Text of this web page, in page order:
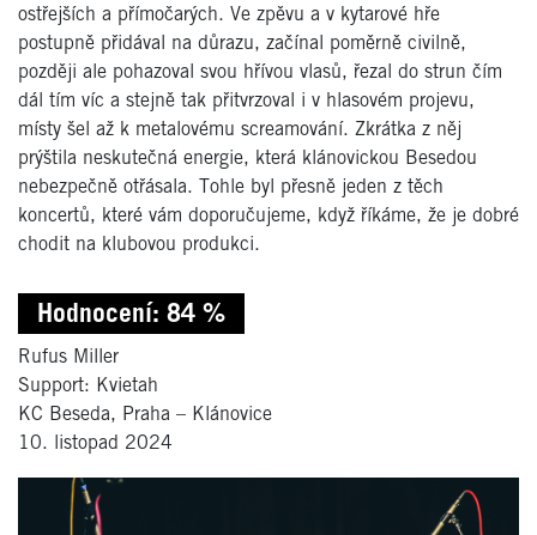
ostřejších a přímočarých. Ve zpěvu a v kytarové hře
postupně přidával na důrazu, začínal poměrně civilně,
později ale pohazoval svou hřívou vlasů, řezal do strun čím
dál tím víc a stejně tak přitvrzoval i v hlasovém projevu,
místy šel až k metalovému screamování. Zkrátka z něj
prýštila neskutečná energie, která klánovickou Besedou
nebezpečně otřásala. Tohle byl přesně jeden z těch
koncertů, které vám doporučujeme, když říkáme, že je dobré
chodit na klubovou produkci.
Hodnocení: 84 %
Rufus Miller
Support: Kvietah
KC Beseda, Praha – Klánovice
10. listopad 2024